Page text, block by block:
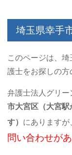
埼玉県幸手
このページは、
護士をお探しの方
弁護士法人グリー
市大宮区（大宮駅
す） にありますが
問い合わせがあ